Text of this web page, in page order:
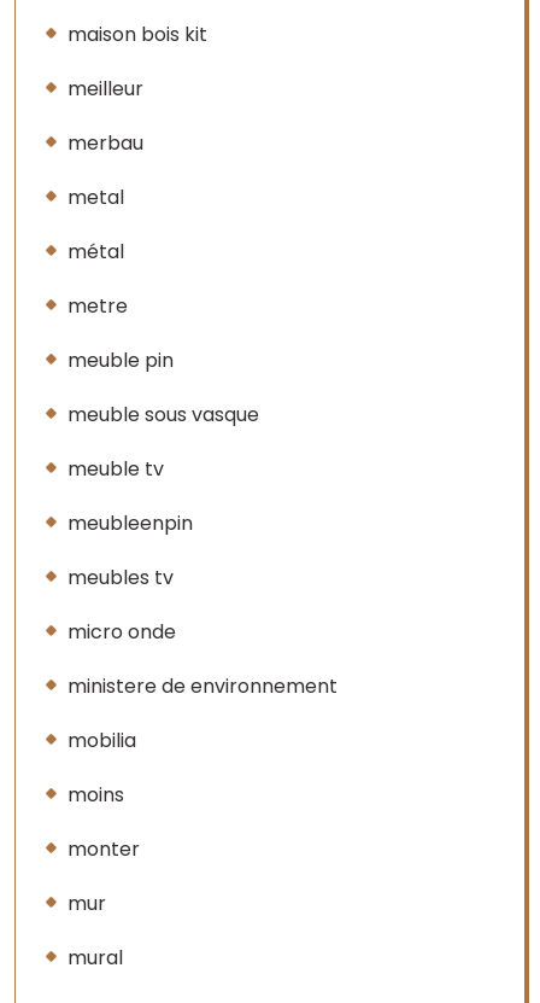
maison bois kit
meilleur
merbau
metal
métal
metre
meuble pin
meuble sous vasque
meuble tv
meubleenpin
meubles tv
micro onde
ministere de environnement
mobilia
moins
monter
mur
mural